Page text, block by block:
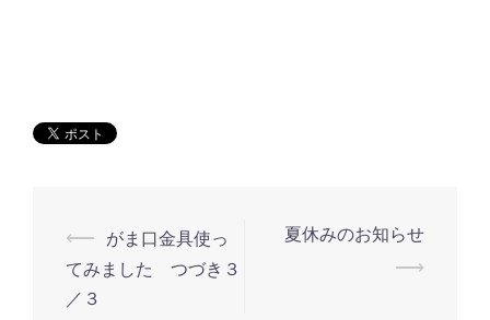
投
稿
ナ
⟵ がま口金具使っ
てみました つづき３
／３
夏休みのお知らせ
⟶